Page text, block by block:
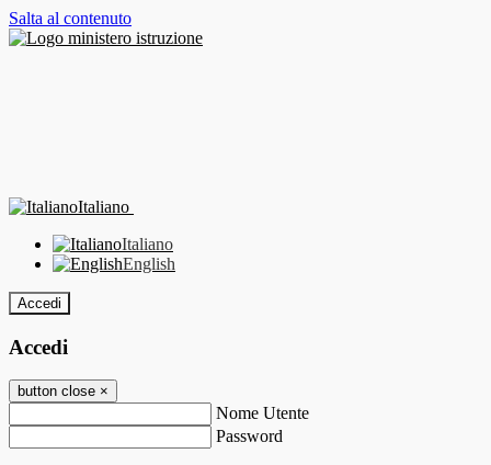
Salta al contenuto
Italiano
Italiano
English
Accedi
Accedi
button close ×
Nome Utente
Password